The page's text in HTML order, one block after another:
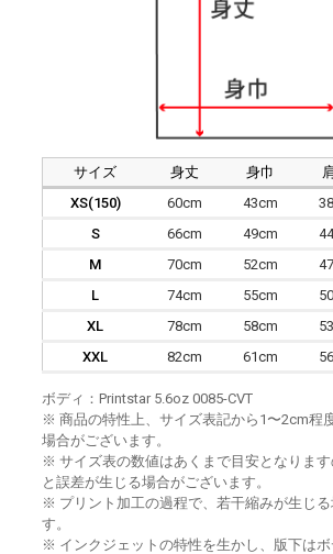
サイズ 身丈 身巾
XS(150)
60cm 43cm
S
66cm 49cm
M
70cm 52cm
L
74cm 55cm
XL
78cm 58cm
XXL
82cm 61cm
ボディ：Printstar 5.6oz 0085-CVT
※ 商品の特性上、サイズ表記から1〜2cm程
場合がございます。
※ サイズ表の数値はあくまで目安となりま
と誤差が生じる場合がございます。
※ プリント加工の過程で、若干縮みが生じる
す。
※ インクジェットの特性を生かし、版下は